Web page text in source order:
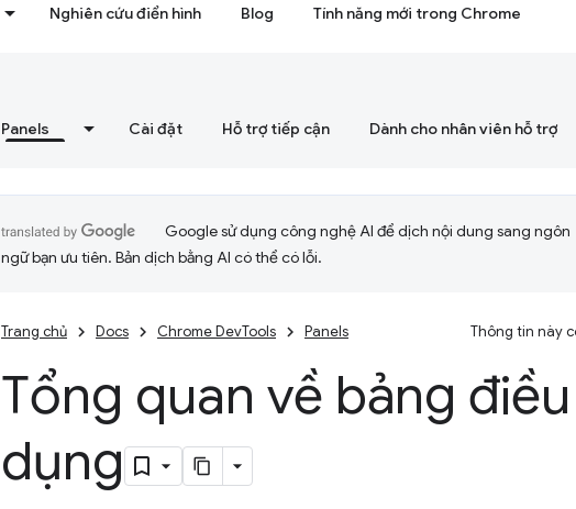
Nghiên cứu điển hình Blog Tính năng mới trong Chrome
Panels Cài đặt Hỗ trợ tiếp cận Dành cho nhân viên hỗ trợ
Google sử dụng công nghệ AI để dịch nội dung sang ngôn
ngữ bạn ưu tiên. Bản dịch bằng AI có thể có lỗi.
Trang chủ Docs Chrome DevTools Panels Thông tin này
Tổng quan về bảng
dụng